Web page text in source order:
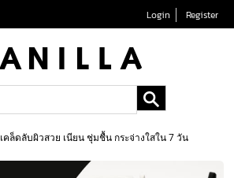
Login Register
เคล็ดลับผิวสวย เนียน ชุ่มชื้น กระจ่างใสใน 7 วัน